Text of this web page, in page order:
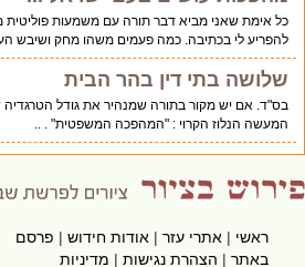
כל אימת שאני מביא דבר תורה עם משמעות פוליטית
להפריע לי בכתיבה. כמה פעמים משהו מחק ושיבש העלה
שלושה בתי דין בהר הבית
בס"ד. אם יש מקור בתורה שמנהיר את גודל הטרגדיה
המעשה הנלוז הקרוי : "המהפכה המשפטית" . ..
ראשי|אתרי עזר|אודות חידוש|פרסם
באתר|הצהרת נגישות|מדיניות